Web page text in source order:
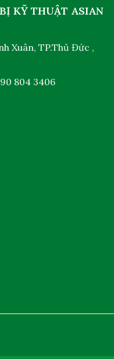
KỸ THUẬT ASIAN
Xuân, TP.Thủ Đức ,
804 3406